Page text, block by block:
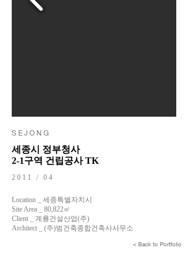
S E J O N G
세종시 정부청사
2-1구역 건립공사 TK
2011 / 04
Location _ 세종특별자치시
Site Area _ 80,822㎡
Client _ 계룡건설산업(주)
Architect _ (주)범건축종합건축사사무소
< Back to Portfolio